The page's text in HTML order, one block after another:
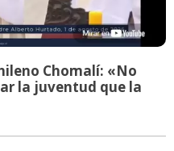
Chomalí: «No
la juventud que la